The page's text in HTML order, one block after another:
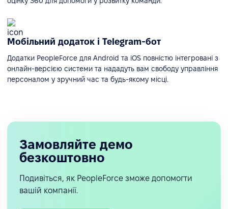
Мобільний додаток і Telegram-бот
Додатки PeopleForce для Android та iOS повністю інтегровані з
онлайн-версією системи та нададуть вам свободу управління
персоналом у зручний час та будь-якому місці.
Замовляйте демо
безкоштовно
Подивіться, як PeopleForce зможе допомогти
вашій компанії.